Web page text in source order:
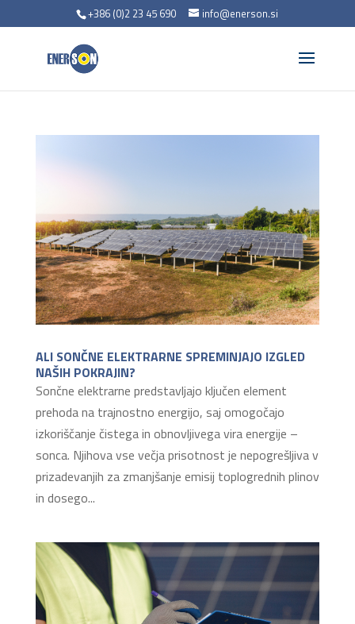
+386 (0)2 23 45 690 info@enerson.si
ALI SONČNE ELEKTRARNE SPREMINJAJO IZGLED
NAŠIH POKRAJIN?
Sončne elektrarne predstavljajo ključen element
prehoda na trajnostno energijo, saj omogočajo
izkoriščanje čistega in obnovljivega vira energije –
sonca. Njihova vse večja prisotnost je nepogrešljiva v
prizadevanjih za zmanjšanje emisij toplogrednih plinov
in dosego...